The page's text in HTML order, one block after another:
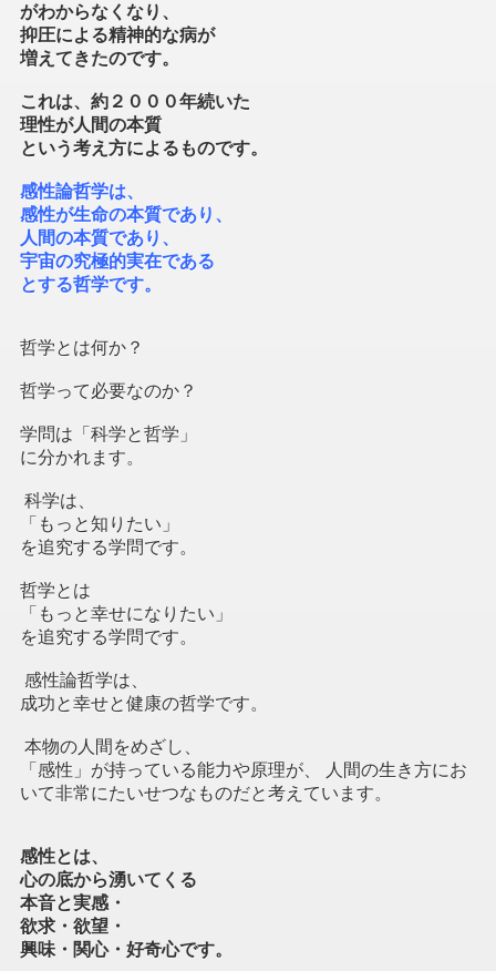
がわからなくなり、
抑圧による精神的な病が
増えてきたのです。
これは、約２０００年続いた
理性が人間の本質
という考え方によるものです。
感性論哲学は、
感性が生命の本質であり、
人間の本質であり、
宇宙の究極的実在である
とする哲学です。
哲学とは何か？
哲学って必要なのか？
学問は「科学と哲学」
に分かれます。
科学は、
「もっと知りたい」
を追究する学問です。
哲学とは
「もっと幸せになりたい」
を追究する学問です。
感性論哲学は、
成功と幸せと健康の哲学です。
本物の人間をめざし、
「 感性」が持っている能力や原理が、 人間の生き方にお
いて非常にたいせつなものだと考えています。
感性とは、
心の底から湧いてくる
本音と実感・
欲求・欲望・
興味・関心・好奇心です。